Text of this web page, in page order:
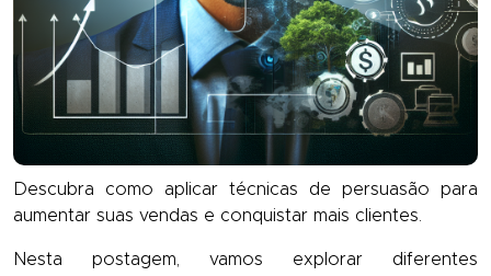
Descubra como aplicar técnicas de persuasão para
aumentar suas vendas e conquistar mais clientes.
Nesta postagem, vamos explorar diferentes